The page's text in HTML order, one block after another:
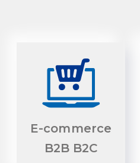
E-commerce
B2B B2C